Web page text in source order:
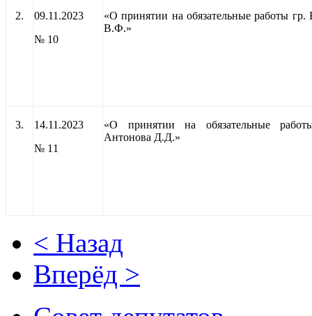
2.
09.11.2023
№ 10
«О принятии на обязательные работы гр.
В.Ф.»
3.
14.11.2023
№ 11
«О принятии на обязательные
Антонова Д.Д.»
< Назад
Вперёд >